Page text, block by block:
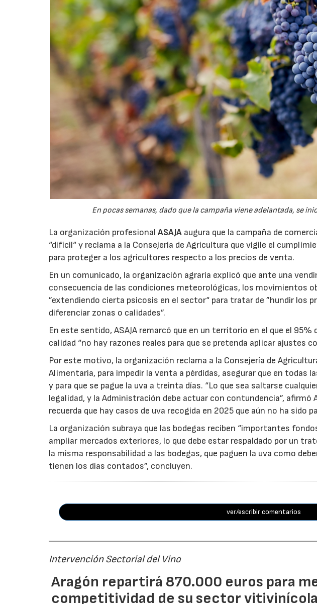
En pocas semanas, dado que la campaña viene adelantada, se
La organización profesionalASAJA augura que la campaña de
“difícil“ y reclama a la Consejería de Agricultura que vigile el
para proteger a los agricultores respecto a los precios de venta.
En un comunicado, la organización agraria explicó que ante una
consecuencia de las condiciones meteorológicas, los movimientos
”extendiendo cierta psicosis en el sector“ para tratar de ”hundir los
diferenciar zonas o calidades”.
En este sentido, ASAJA remarcó que en un territorio en el que el
calidad “no hay razones reales para que se pretenda aplicar ajustes
Por este motivo, la organización reclama a la Consejería de
Alimentaria, para impedir la venta a pérdidas, asegurar que en todas
y para que se pague la uva a treinta días. “Lo que sea saltarse
legalidad, y la Administración debe actuar con contundencia”, afirmó
recuerda que hay casos de uva recogida en 2025 que aún no ha sido
La organización subraya que las bodegas reciben “importantes
ampliar mercados exteriores, lo que debe estar respaldado por un
la misma responsabilidad a las bodegas, que paguen la uva como
tienen los días contados”, concluyen.
ver/escribir comentarios
Intervención Sectorial del Vino
Aragón repartirá 870.000 euros para
competitividad de su sector vitivinícola